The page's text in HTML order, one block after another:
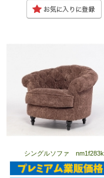
シングルソファ nm1f283k